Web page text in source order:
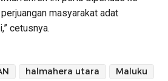
masyarakat adat
cetusnya.
halmahera utara
Maluku